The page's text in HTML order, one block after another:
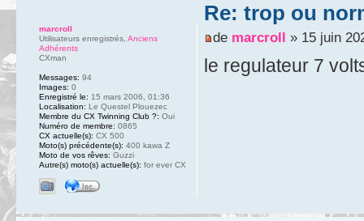
Re: trop ou
de marcroll » 15 juin
le regulateur 7
marcroll
Utilisateurs enregistrés, Anciens
Adhérents
CXman
Messages: 94
Images: 0
Enregistré le: 15 mars 2006, 01:36
Localisation: Le Questel Plouezec
Membre du CX Twinning Club ?: Oui
Numéro de membre: 0865
CX actuelle(s): CX 500
Moto(s) précédente(s): 400 kawa Z
Moto de vos rêves: Guzzi
Autre(s) moto(s) actuelle(s): for ever CX